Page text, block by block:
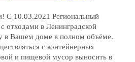
С 10.03.2021 Региональный
отходами в Ленинградской
в Вашем доме в полном объёме.
с контейнерных
и пищевой мусор выносить в